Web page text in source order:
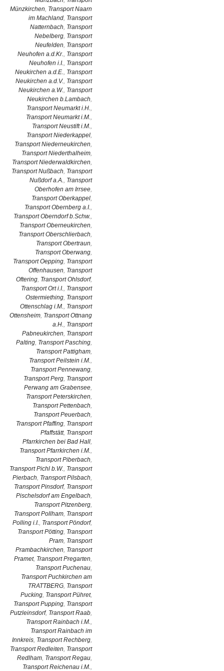
Münzkirchen, Transport Naarn
im Machland, Transport
Natternbach, Transport
Nebelberg, Transport
Neufelden, Transport
Neuhofen a.d.Kr., Transport
Neuhofen i.I., Transport
Neukirchen a.d.E., Transport
Neukirchen a.d.V., Transport
Neukirchen a.W., Transport
Neukirchen b.Lambach,
Transport Neumarkt i.H.,
Transport Neumarkt i.M.,
Transport Neustift i.M.,
Transport Niederkappel,
Transport Niederneukirchen,
Transport Niederthalheim,
Transport Niederwaldkirchen,
Transport Nußbach, Transport
Nußdorf a.A., Transport
Oberhofen am Irrsee,
Transport Oberkappel,
Transport Obernberg a.I.,
Transport Oberndorf b.Schw.,
Transport Oberneukirchen,
Transport Oberschlierbach,
Transport Obertraun,
Transport Oberwang,
Transport Oepping, Transport
Offenhausen, Transport
Oftering, Transport Ohlsdorf,
Transport Ort i.I., Transport
Ostermiething, Transport
Ottenschlag i.M., Transport
Ottensheim, Transport Ottnang
a.H., Transport
Pabneukirchen, Transport
Palting, Transport Pasching,
Transport Pattigham,
Transport Peilstein i.M.,
Transport Pennewang,
Transport Perg, Transport
Perwang am Grabensee,
Transport Peterskirchen,
Transport Pettenbach,
Transport Peuerbach,
Transport Pfaffing, Transport
Pfaffstätt, Transport
Pfarrkirchen bei Bad Hall,
Transport Pfarrkirchen i.M.,
Transport Piberbach,
Transport Pichl b.W., Transport
Pierbach, Transport Pilsbach,
Transport Pinsdorf, Transport
Pischelsdorf am Engelbach,
Transport Pitzenberg,
Transport Pollham, Transport
Polling i.I., Transport Pöndorf,
Transport Pötting, Transport
Pram, Transport
Prambachkirchen, Transport
Pramet, Transport Pregarten,
Transport Puchenau,
Transport Puchkirchen am
TRATTBERG, Transport
Pucking, Transport Pühret,
Transport Pupping, Transport
Putzleinsdorf, Transport Raab,
Transport Rainbach i.M.,
Transport Rainbach im
Innkreis, Transport Rechberg,
Transport Redleiten, Transport
Redlham, Transport Regau,
Transport Reichenau i.M.,